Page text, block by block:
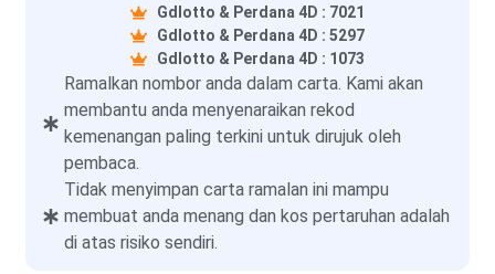
Gdlotto & Perdana 4D : 7021
Gdlotto & Perdana 4D : 5297
Gdlotto & Perdana 4D : 1073
Ramalkan nombor anda dalam carta. Kami akan
membantu anda menyenaraikan rekod
kemenangan paling terkini untuk dirujuk oleh
pembaca.
Tidak menyimpan carta ramalan ini mampu
membuat anda menang dan kos pertaruhan adalah
di atas risiko sendiri.